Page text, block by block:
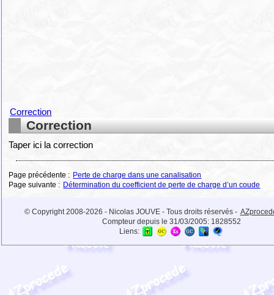
Correction
Correction
Taper ici la correction
Page précédente : Perte de charge dans une canalisation
Page suivante : Détermination du coefficient de perte de charge d’un coude
© Copyright 2008-2026 - Nicolas JOUVE - Tous droits réservés -
Compteur depuis le 31/03/2005: 1828552
Liens: